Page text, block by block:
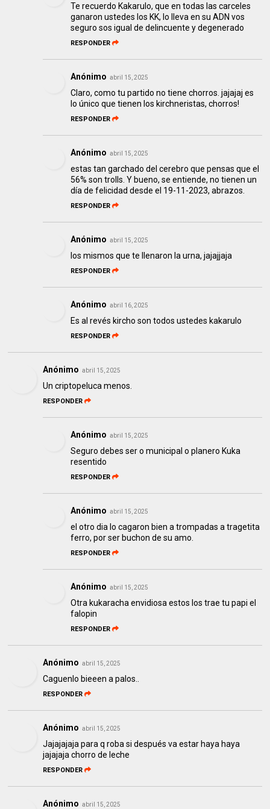
Te recuerdo Kakarulo, que en todas las carceles
ganaron ustedes los KK, lo lleva en su ADN vos
seguro sos igual de delincuente y degenerado
RESPONDER
Anónimo abril 15, 2025
Claro, como tu partido no tiene chorros. jajajaj es
lo único que tienen los kirchneristas, chorros!
RESPONDER
Anónimo abril 15, 2025
estas tan garchado del cerebro que pensas que el
56% son trolls. Y bueno, se entiende, no tienen un
día de felicidad desde el 19-11-2023, abrazos.
RESPONDER
Anónimo abril 15, 2025
los mismos que te llenaron la urna, jajajjaja
RESPONDER
Anónimo abril 16, 2025
Es al revés kircho son todos ustedes kakarulo
RESPONDER
Anónimo abril 15, 2025
Un criptopeluca menos.
RESPONDER
Anónimo abril 15, 2025
Seguro debes ser o municipal o planero Kuka
resentido
RESPONDER
Anónimo abril 15, 2025
el otro dia lo cagaron bien a trompadas a tragetita
ferro, por ser buchon de su amo.
RESPONDER
Anónimo abril 15, 2025
Otra kukaracha envidiosa estos los trae tu papi el
falopin
RESPONDER
Anónimo abril 15, 2025
Caguenlo bieeen a palos..
RESPONDER
Anónimo abril 15, 2025
Jajajajaja para q roba si después va estar haya haya
jajajaja chorro de leche
RESPONDER
Anónimo abril 15, 2025